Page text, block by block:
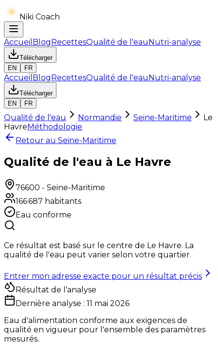
Niki Coach
Accueil BlogRecettesQualité de l'eauNutri-analyse
Télécharger
EN
FR
Accueil BlogRecettesQualité de l'eauNutri-analyse
Télécharger
EN
FR
Qualité de l'eau Normandie Seine-Maritime
Le
HavreMéthodologie
Retour au Seine-Maritime
Qualité de l'eau à Le Havre
76600 - Seine-Maritime
166 687 habitants
Eau conforme
Ce résultat est basé sur le centre de Le Havre. La
qualité de l'eau peut varier selon votre quartier.
Entrer mon adresse exacte pour un résultat précis
Résultat de l'analyse
Dernière analyse : 11 mai 2026
Eau d'alimentation conforme aux exigences de
qualité en vigueur pour l'ensemble des paramètres
mesurés.